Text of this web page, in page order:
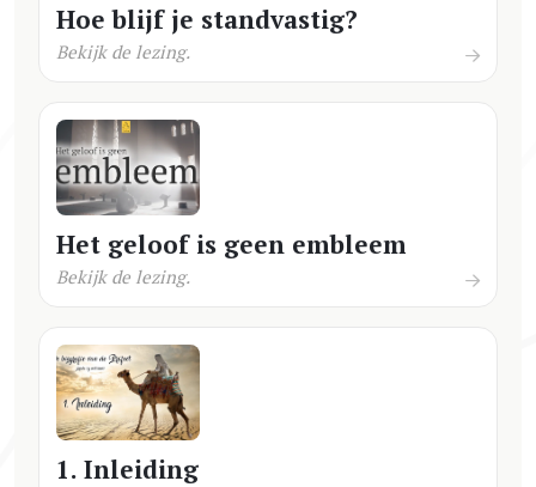
Hoe blijf je standvastig?
Bekijk de lezing.
Het geloof is geen embleem
Bekijk de lezing.
1. Inleiding